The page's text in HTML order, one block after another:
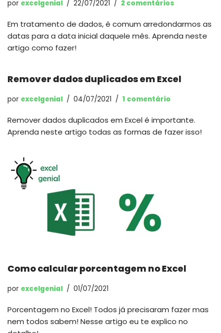
por excelgenial 22/07/2021 2 comentários
Em tratamento de dados, é comum arredondarmos as
datas para a data inicial daquele mês. Aprenda neste
artigo como fazer!
Remover dados duplicados em Excel
por excelgenial 04/07/2021 1 comentário
Remover dados duplicados em Excel é importante.
Aprenda neste artigo todas as formas de fazer isso!
Como calcular porcentagem no Excel
por excelgenial 01/07/2021
Porcentagem no Excel! Todos já precisaram fazer mas
nem todos sabem! Nesse artigo eu te explico no